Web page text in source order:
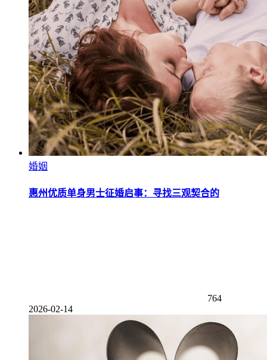
婚姻
惠州优质单身男士征婚启事：寻找三观契合的
764
2026-02-14